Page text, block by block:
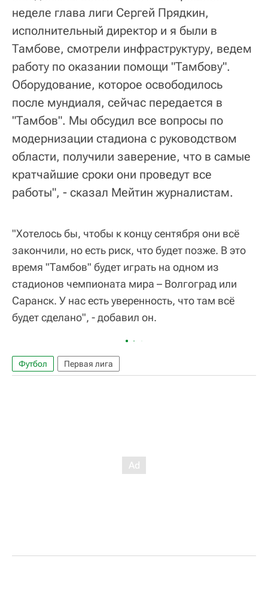
неделе глава лиги Сергей Прядкин,
исполнительный директор и я были в
Тамбове, смотрели инфраструктуру, ведем
работу по оказании помощи "Тамбову".
Оборудование, которое освободилось
после мундиаля, сейчас передается в
"Тамбов". Мы обсудил все вопросы по
модернизации стадиона с руководством
области, получили заверение, что в самые
кратчайшие сроки они проведут все
работы", - сказал Мейтин журналистам.
"Хотелось бы, чтобы к концу сентября они всё
закончили, но есть риск, что будет позже. В это
время "Тамбов" будет играть на одном из
стадионов чемпионата мира – Волгоград или
Саранск. У нас есть уверенность, что там всё
будет сделано", - добавил он.
Футбол Первая лига